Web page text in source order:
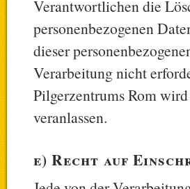
Verantwortlichen die
personenbezogenen
dieser
Verarbeitung nicht
Pilgerzentrums Rom
veranlassen.
e) Recht auf